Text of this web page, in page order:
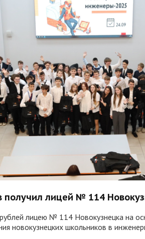
получил лицей № 114
лицею № 114 Новокузнецка на
новокузнецких школьников в